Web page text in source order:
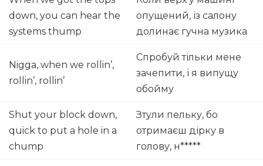
down, you can hear the
systems thump
опущений, із салону
долинає гучна музика
Nigga, when we rollin’,
rollin’, rollin’
Спробуй тільки мене
зачепити, і я випущу
обойму
Shut your block down,
quick to put a hole in a
chump
Зтули пельку, бо
отримаєш дірку в
голову, н*****